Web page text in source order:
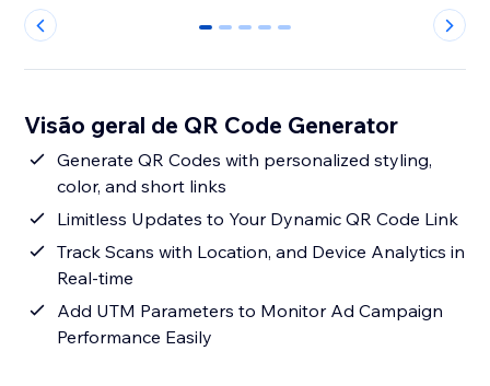
0 1 2 3 4
Visão geral de QR Code Generator
Generate QR Codes with personalized styling,
color, and short links
Limitless Updates to Your Dynamic QR Code Link
Track Scans with Location, and Device Analytics in
Real-time
Add UTM Parameters to Monitor Ad Campaign
Performance Easily